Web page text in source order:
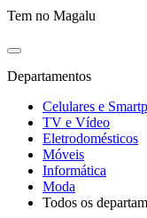
Tem no Magalu
Departamentos
Celulares e
TV e Vídeo
Eletrodomésticos
Móveis
Informática
Moda
Todos os